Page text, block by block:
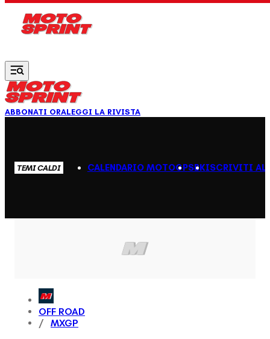
ABBONATI ORALEGGI LA RIVISTA
TEMI CALDI CALENDARIO MOTOGPSBKISCRIVITI AL
OFF ROAD
MXGP